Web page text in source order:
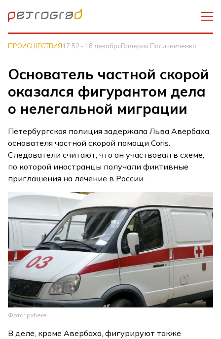
ПРОИСШЕСТВИЯ17:52 - 18 декабряВалерия Пасичниченко
Основатель частной скорой
оказался фигурантом дела
о нелегальной миграции
Петербургская полиция задержала Льва Авербаха,
основателя частной скорой помощи Coris.
Следователи считают, что он участвовал в схеме,
по которой иностранцы получали фиктивные
приглашения на лечение в России.
Фото: pxhere
В деле, кроме Авербаха, фигурируют также